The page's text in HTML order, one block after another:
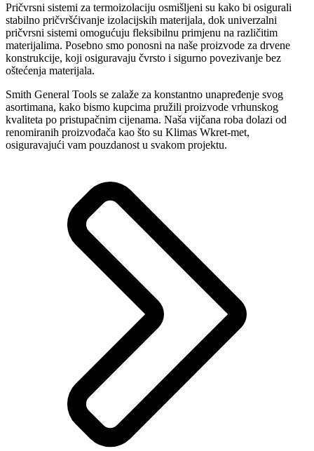
Pričvrsni sistemi za termoizolaciju osmišljeni su kako bi osigurali
stabilno pričvršćivanje izolacijskih materijala, dok univerzalni
pričvrsni sistemi omogućuju fleksibilnu primjenu na različitim
materijalima. Posebno smo ponosni na naše proizvode za drvene
konstrukcije, koji osiguravaju čvrsto i sigurno povezivanje bez
oštećenja materijala.
Smith General Tools se zalaže za konstantno unapređenje svog
asortimana, kako bismo kupcima pružili proizvode vrhunskog
kvaliteta po pristupačnim cijenama. Naša vijčana roba dolazi od
renomiranih proizvođača kao što su Klimas Wkret-met,
osiguravajući vam pouzdanost u svakom projektu.